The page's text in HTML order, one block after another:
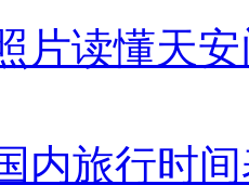
片读懂天
内旅行时